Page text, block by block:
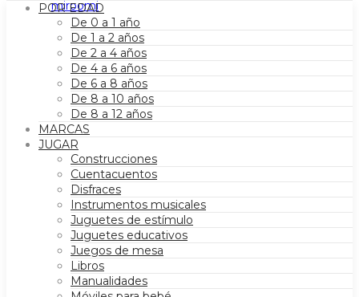
POR EDAD
De 0 a 1 año
De 1 a 2 años
De 2 a 4 años
De 4 a 6 años
De 6 a 8 años
De 8 a 10 años
De 8 a 12 años
MARCAS
JUGAR
Construcciones
Cuentacuentos
Disfraces
Instrumentos musicales
Juguetes de estímulo
Juguetes educativos
Juegos de mesa
Libros
Manualidades